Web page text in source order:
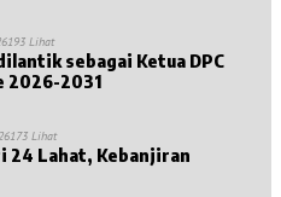
193 Lihat
sebagai Ketua DPC
2026-2031
173 Lihat
24 Lahat, Kebanjiran